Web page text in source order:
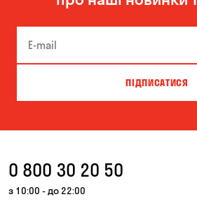
ПІДПИСАТИСЯ
0 800 30 20 50
з 10:00 - до 22:00